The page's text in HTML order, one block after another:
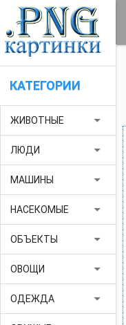
КАТЕГОРИИ
ЖИВОТНЫЕ arrow_drop_down
ЛЮДИ arrow_drop_down
МАШИНЫ arrow_drop_down
НАСЕКОМЫЕ arrow_drop_down
ОБЪЕКТЫ arrow_drop_down
ОВОЩИ arrow_drop_down
ОДЕЖДА arrow_drop_down